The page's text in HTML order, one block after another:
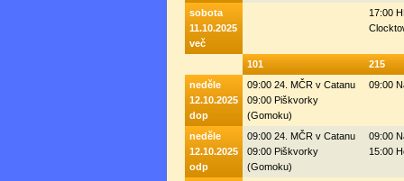
sobota
11.10.2025
več
17:00
101
215
neděle
12.10.2025
dop
09:00 24. MČR v Catanu
09:00 Piškvorky
(Gomoku)
09:00
neděle
12.10.2025
odp
09:00 24. MČR v Catanu
09:00 Piškvorky
(Gomoku)
09:00
15:00